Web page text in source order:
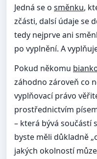
Jedná se o směnku,
zčásti, dalsí údaje se
tedy nejprve ani
po vyplnění. A
Pokud někomu
záhodno zároveň co
vyplňovací právo
prostřednictvím
– která bývá součástí
byste měli důkladně
jakých okolností